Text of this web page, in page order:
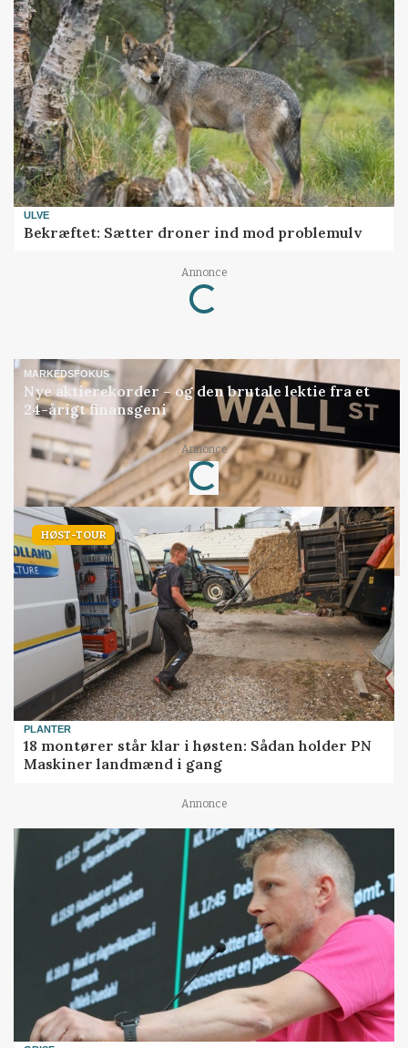
ULVE
Bekræftet: Sætter droner ind mod problemulv
Annonce
Loading...
MARKEDSFOKUS
Nye aktierekorder – og den brutale lektie fra et
24-årigt finansgeni
Annonce
Loading...
HØST-TOUR
PLANTER
18 montører står klar i høsten: Sådan holder PN
Maskiner landmænd i gang
Annonce